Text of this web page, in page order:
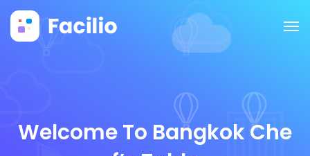
Welcome To Bangkok Che